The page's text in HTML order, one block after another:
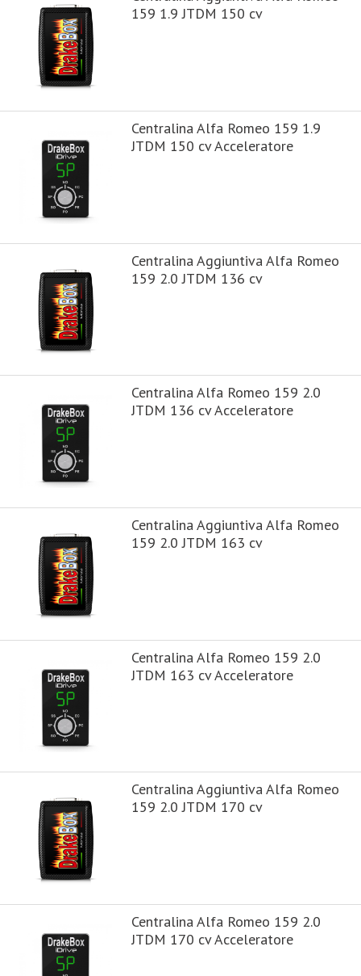
159 1.9 JTDM 150 cv
Centralina Alfa Romeo 159 1.9
JTDM 150 cv Acceleratore
Centralina Aggiuntiva Alfa Romeo
159 2.0 JTDM 136 cv
Centralina Alfa Romeo 159 2.0
JTDM 136 cv Acceleratore
Centralina Aggiuntiva Alfa Romeo
159 2.0 JTDM 163 cv
Centralina Alfa Romeo 159 2.0
JTDM 163 cv Acceleratore
Centralina Aggiuntiva Alfa Romeo
159 2.0 JTDM 170 cv
Centralina Alfa Romeo 159 2.0
JTDM 170 cv Acceleratore